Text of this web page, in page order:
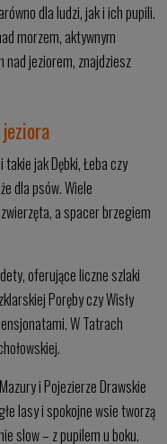
dla ludzi, jak i ich pupili.
morzem, aktywnym
nad jeziorem, znajdziesz
jak Dębki, Łeba czy
dla psów. Wiele
a spacer brzegiem
oferujące liczne szlaki
Poręby czy Wisły
W Tatrach
i Pojezierze Drawskie
lasy i spokojne wsie tworzą
slow – z pupilem u boku.